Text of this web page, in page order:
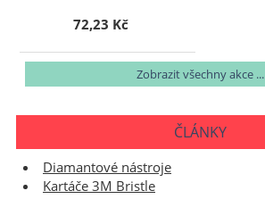
72,23 Kč
Zobrazit všechny akce ...
ČLÁNKY
Diamantové nástroje
Kartáče 3M Bristle